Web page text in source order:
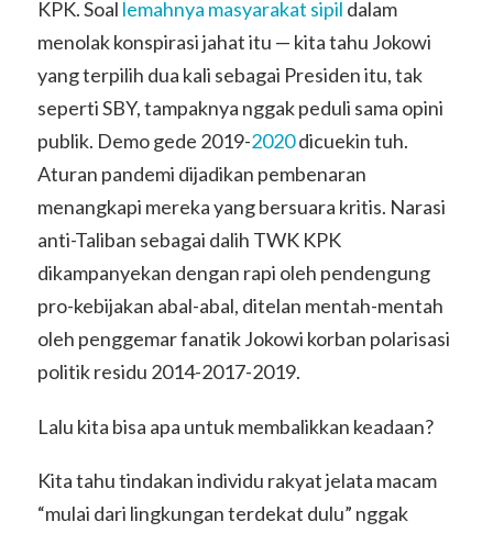
KPK. Soal lemahnya masyarakat sipil dalam
menolak konspirasi jahat itu — kita tahu Jokowi
yang terpilih dua kali sebagai Presiden itu, tak
seperti SBY, tampaknya nggak peduli sama opini
publik. Demo gede 2019-2020dicuekin tuh.
Aturan pandemi dijadikan pembenaran
menangkapi mereka yang bersuara kritis. Narasi
anti-Taliban sebagai dalih TWK KPK
dikampanyekan dengan rapi oleh pendengung
pro-kebijakan abal-abal, ditelan mentah-mentah
oleh penggemar fanatik Jokowi korban polarisasi
politik residu 2014-2017-2019.
Lalu kita bisa apa untuk membalikkan keadaan?
Kita tahu tindakan individu rakyat jelata macam
“mulai dari lingkungan terdekat dulu” nggak